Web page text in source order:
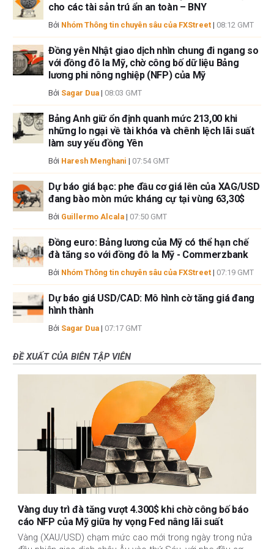
có nội dung nào trong bài viết này nhằm mục đích tư vấn đầu tư.
cho các tài sản trú ẩn an toàn – BNY
Bởi Nhóm Thông tin chuyên sâu của FXStreet | 08:12 GMT
Đồng yên Nhật giao dịch nhìn chung đi ngang so
với đồng đô la Mỹ, chờ công bố dữ liệu Bảng
lương phi nông nghiệp (NFP) của Mỹ
Bởi Sagar Dua | 08:03 GMT
Bảng Anh giữ ổn định quanh mức 213,00 khi
những lo ngại về tài khóa và chênh lệch lãi suất
làm suy yếu đồng Yên
Bởi Haresh Menghani | 07:54 GMT
Dự báo giá bạc: phe đầu cơ giá lên của XAG/USD
đang bào mòn mức kháng cự tại vùng 63,30$
Bởi Guillermo Alcala | 07:50 GMT
Đồng euro: Bảng lương của Mỹ có thể hạn chế
đà tăng so với đồng đô la Mỹ - Commerzbank
Bởi Nhóm Thông tin chuyên sâu của FXStreet | 07:19 GMT
Dự báo giá USD/CAD: Mô hình cờ tăng giá đang
hình thành
Bởi Sagar Dua | 07:17 GMT
ĐỀ XUẤT CỦA BIÊN TẬP VIÊN
Vàng duy trì đà tăng vượt 4.300$ khi chờ công bố báo
cáo NFP của Mỹ giữa hy vọng Fed nâng lãi suất
Vàng (XAU/USD) chạm mức cao mới trong ngày trong nửa